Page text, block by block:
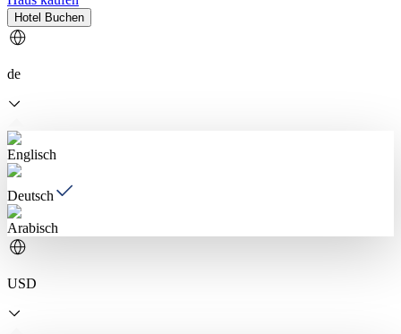
Hotel Buchen
de
Englisch
Deutsch
Arabisch
USD